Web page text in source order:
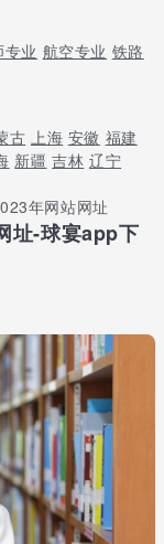
专业 航空专业 铁路
古 上海 安徽 福建
新疆 吉林 辽宁
年网站网址
址-球宴app下